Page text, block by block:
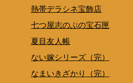
熱帯デラシネ宝飾店
七つ屋志のぶの宝石匣
夏目友人帳
ない嫁シリーズ（完）
なまいきざかり（完）